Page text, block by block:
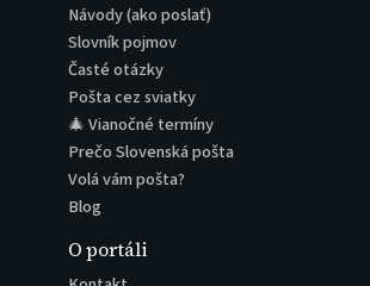
Návody (ako poslať)
Slovník pojmov
Časté otázky
Pošta cez sviatky
🎄 Vianočné termíny
Prečo Slovenská pošta
Volá vám pošta?
Blog
O portáli